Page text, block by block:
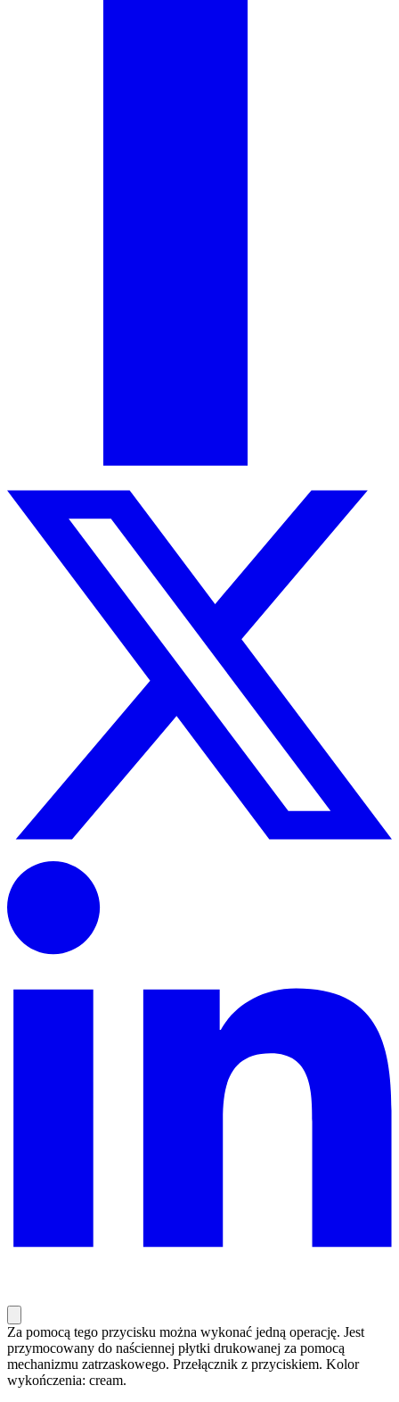
Za pomocą tego przycisku można wykonać jedną operację. Jest
przymocowany do naściennej płytki drukowanej za pomocą
mechanizmu zatrzaskowego. Przełącznik z przyciskiem. Kolor
wykończenia: cream.